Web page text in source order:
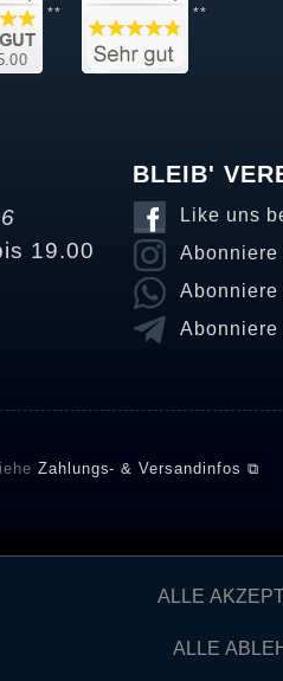
** **
19.00
BLEIB'
Like uns
Abonniere
Abonniere
Abonniere
Zahlungs- & Versandinfos ⧉
setzt automatische und
von Verbrauchern stammen,
verifizieren und über die
ALLE
ALLE